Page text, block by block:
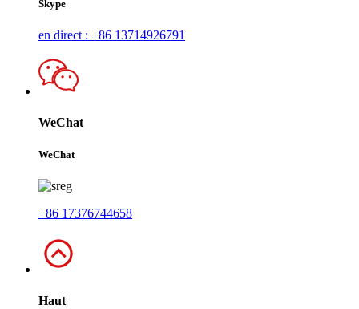
Skype
en direct : +86 13714926791
WeChat
WeChat
+86 17376744658
Haut